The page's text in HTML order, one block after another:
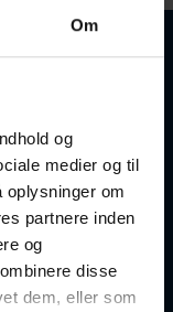
Om
og
medier og til
om
partnere inden
og
disse
dem, eller som
Lørdag
løbende